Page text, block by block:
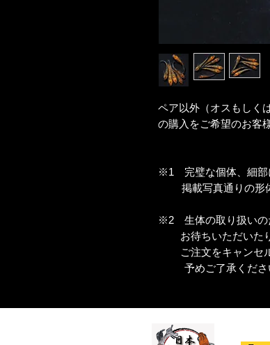
ペア以外（オスもしく
の購入をご希望のお客
※1 完璧な個体、細部
掲載写真通りの形体
※2 生体の取り扱いの
お待ちいただいたり
ご注文をキャンセル
予めご了承くださ